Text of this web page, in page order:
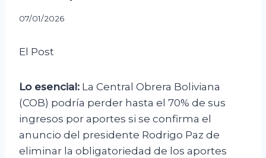
07/01/2026
El Post
Lo esencial: La Central Obrera Boliviana
(COB) podría perder hasta el 70% de sus
ingresos por aportes si se confirma el
anuncio del presidente Rodrigo Paz de
eliminar la obligatoriedad de los aportes